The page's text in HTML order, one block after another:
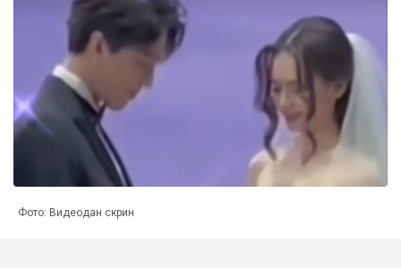
Фото: Видеодан скрин